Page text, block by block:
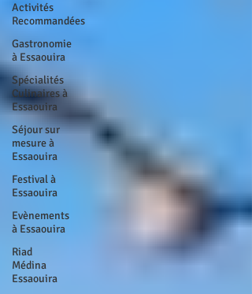
Activités
Recommandées
Gastronomie
à Essaouira
Spécialités
Culinaires à
Essaouira
Séjour sur
mesure à
Essaouira
Festival à
Essaouira
Evènements
à Essaouira
Riad
Médina
Essaouira